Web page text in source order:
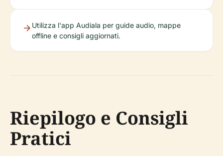
Utilizza l'app Audiala per guide audio, mappe
offline e consigli aggiornati.
Riepilogo e Consigli
Pratici